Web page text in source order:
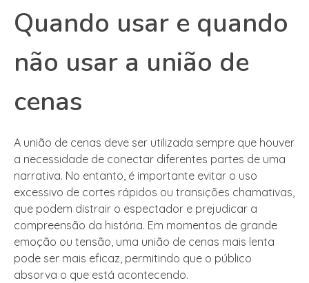
Quando usar e quando
não usar a união de
cenas
A união de cenas deve ser utilizada sempre que houver
a necessidade de conectar diferentes partes de uma
narrativa. No entanto, é importante evitar o uso
excessivo de cortes rápidos ou transições chamativas,
que podem distrair o espectador e prejudicar a
compreensão da história. Em momentos de grande
emoção ou tensão, uma união de cenas mais lenta
pode ser mais eficaz, permitindo que o público
absorva o que está acontecendo.